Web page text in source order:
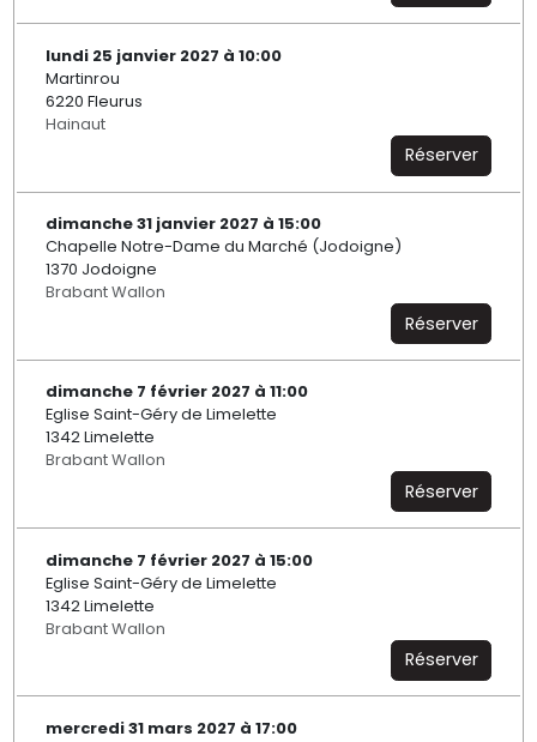
lundi 25 janvier 2027 à 10:00
Martinrou
6220 Fleurus
Hainaut
Réserver
dimanche 31 janvier 2027 à 15:00
Chapelle Notre-Dame du Marché (Jodoigne)
1370 Jodoigne
Brabant Wallon
Réserver
dimanche 7 février 2027 à 11:00
Eglise Saint-Géry de Limelette
1342 Limelette
Brabant Wallon
Réserver
dimanche 7 février 2027 à 15:00
Eglise Saint-Géry de Limelette
1342 Limelette
Brabant Wallon
Réserver
mercredi 31 mars 2027 à 17:00